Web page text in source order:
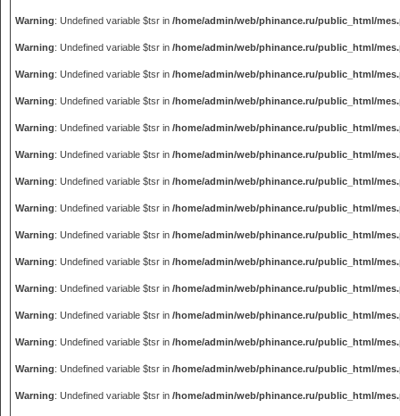
Warning: Undefined variable $tsr in /home/admin/web/phinance.ru/public_html/
Warning: Undefined variable $tsr in /home/admin/web/phinance.ru/public_html/
Warning: Undefined variable $tsr in /home/admin/web/phinance.ru/public_html/
Warning: Undefined variable $tsr in /home/admin/web/phinance.ru/public_html/
Warning: Undefined variable $tsr in /home/admin/web/phinance.ru/public_html/
Warning: Undefined variable $tsr in /home/admin/web/phinance.ru/public_html/
Warning: Undefined variable $tsr in /home/admin/web/phinance.ru/public_html/
Warning: Undefined variable $tsr in /home/admin/web/phinance.ru/public_html/
Warning: Undefined variable $tsr in /home/admin/web/phinance.ru/public_html/
Warning: Undefined variable $tsr in /home/admin/web/phinance.ru/public_html/
Warning: Undefined variable $tsr in /home/admin/web/phinance.ru/public_html/
Warning: Undefined variable $tsr in /home/admin/web/phinance.ru/public_html/
Warning: Undefined variable $tsr in /home/admin/web/phinance.ru/public_html/
Warning: Undefined variable $tsr in /home/admin/web/phinance.ru/public_html/
Warning: Undefined variable $tsr in /home/admin/web/phinance.ru/public_html/